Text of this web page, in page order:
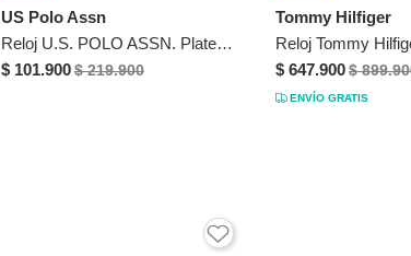
US Polo Assn
Reloj U.S. POLO ASSN. Plateado
$ 101.900$ 219.900
Tommy Hilfiger
$ 647.900$
ENVÍO GRATIS